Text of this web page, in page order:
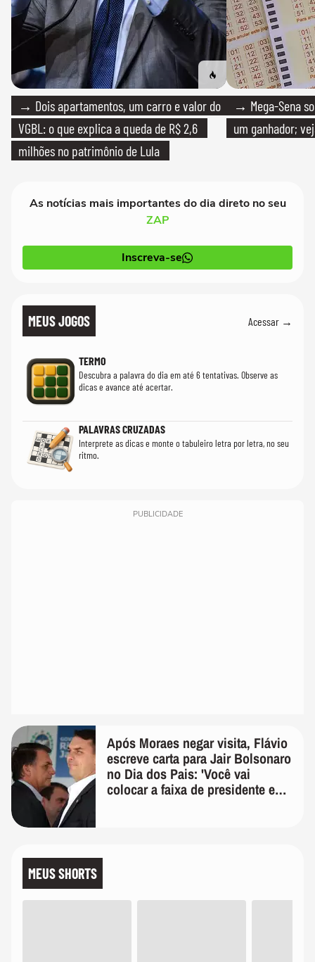
→ Dois apartamentos, um carro e valor do
VGBL: o que explica a queda de R$ 2,6
milhões no patrimônio de Lula
→ Mega-Sena
um ganhador;
As notícias mais importantes do dia direto no seu
ZAP
Inscreva-se
MEUS JOGOS Acessar →
TERMO
Descubra a palavra do dia em até 6 tentativas. Observe as
dicas e avance até acertar.
PALAVRAS CRUZADAS
Interprete as dicas e monte o tabuleiro letra por letra, no seu
ritmo.
PUBLICIDADE
Após Moraes negar visita, Flávio
escreve carta para Jair Bolsonaro
no Dia dos Pais: 'Você vai
colocar a faixa de presidente em
MEUS SHORTS